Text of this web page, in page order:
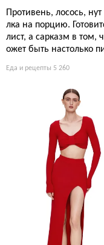
Противень, лосось,
лка на порцию.
лист, а сарказм в том,
ожет быть настолько
Еда и рецепты 5 260